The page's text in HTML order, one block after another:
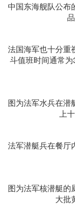
中国东海舰队公布
法国海军也十分重
斗值班时间通常
图为法军水兵在潜
上
法军潜艇兵在餐厅
图为法军核潜艇的
大批